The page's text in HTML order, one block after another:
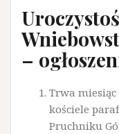
–
Trwa
kościele
Pruchniku